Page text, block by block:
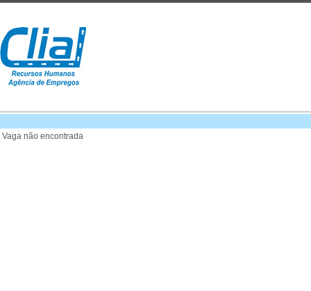
Vaga não encontrada